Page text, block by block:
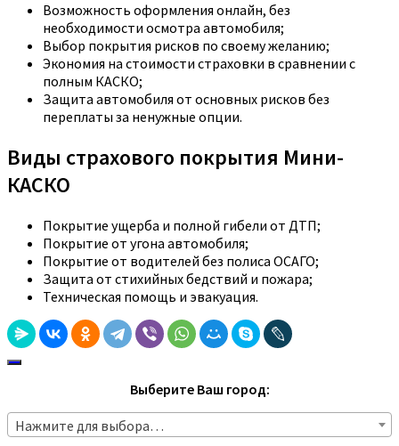
Возможность оформления онлайн, без
необходимости осмотра автомобиля;
Выбор покрытия рисков по своему желанию;
Экономия на стоимости страховки в сравнении с
полным КАСКО;
Защита автомобиля от основных рисков без
переплаты за ненужные опции.
Виды страхового покрытия Мини-
КАСКО
Покрытие ущерба и полной гибели от ДТП;
Покрытие от угона автомобиля;
Покрытие от водителей без полиса ОСАГО;
Защита от стихийных бедствий и пожара;
Техническая помощь и эвакуация.
Выберите Ваш город:
Нажмите для выбора…